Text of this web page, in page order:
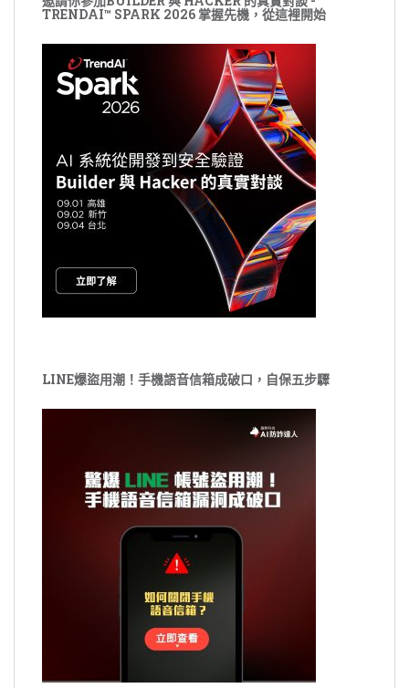
TRENDAI™ SPARK 2026 掌握先機，從這裡開始
LINE爆盜用潮！手機語音信箱成破口，自保五步驟